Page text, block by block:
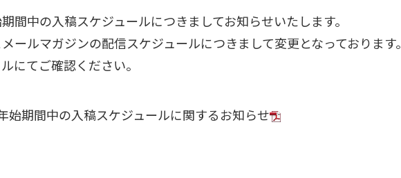
間中の入稿スケジュールにつきましてお知らせいたします。
ールマガジンの配信スケジュールにつきまして変更となっております。
にてご確認ください。
始期間中の入稿スケジュールに関するお知らせ